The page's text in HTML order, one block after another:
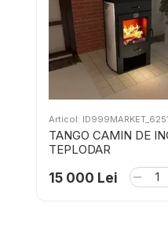
Articol:
TANGO CAMIN DE
TEPLODAR
15 000 Lei